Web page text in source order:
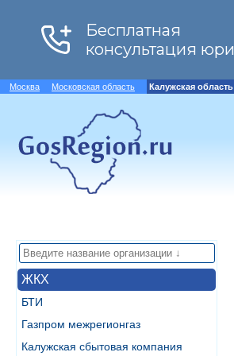
Москва Московская область Калужская область
ЖКХ
БТИ
Газпром межрегионгаз
Калужская сбытовая компания